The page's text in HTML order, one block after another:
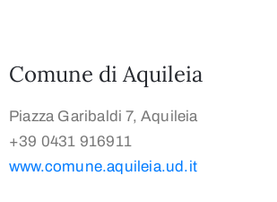
Comune di Aquileia
Piazza Garibaldi 7, Aquileia
+39 0431 916911
www.comune.aquileia.ud.it